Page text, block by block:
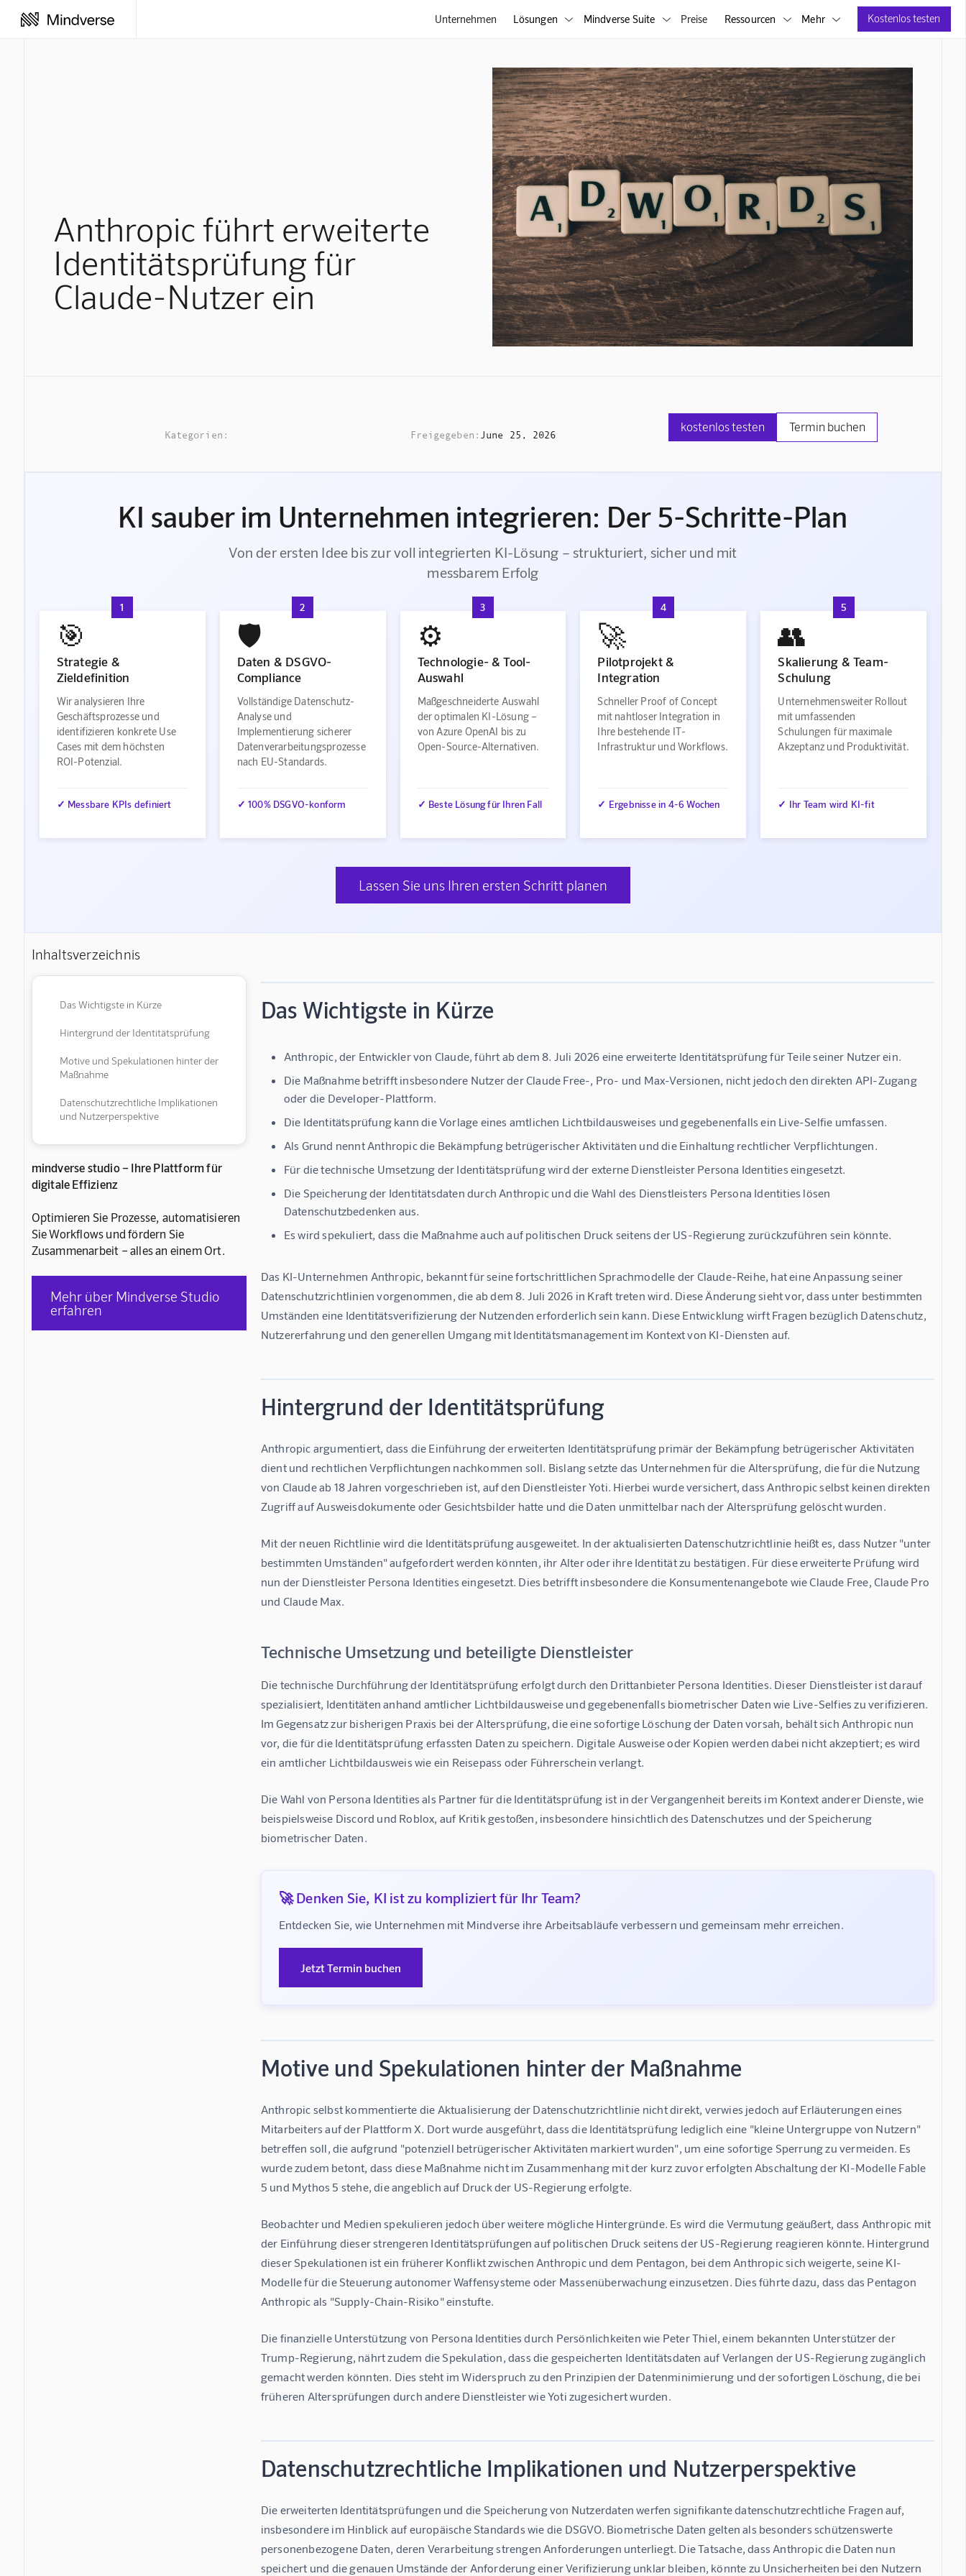
Unternehmen Lösungen  Mindverse Suite  Preise Ressourcen  Mehr  Kostenlos testen
Anthropic führt erweiterte
Identitätsprüfung für
Claude-Nutzer ein
Kategorien: Freigegeben: June 25, 2026
kostenlos testen Termin buchen
KI sauber im Unternehmen integrieren: Der 5-Schritte-Plan
Von der ersten Idee bis zur voll integrierten KI-Lösung – strukturiert, sicher und mit
messbarem Erfolg
1
🎯
Strategie &
Zieldefinition
Wir analysieren Ihre
Geschäftsprozesse und
identifizieren konkrete Use
Cases mit dem höchsten
ROI-Potenzial.
✓ Messbare KPIs definiert
2
🛡️
Daten & DSGVO-
Compliance
Vollständige Datenschutz-
Analyse und
Implementierung sicherer
Datenverarbeitungsprozesse
nach EU-Standards.
✓ 100% DSGVO-konform
3
⚙️
Technologie- & Tool-
Auswahl
Maßgeschneiderte Auswahl
der optimalen KI-Lösung –
von Azure OpenAI bis zu
Open-Source-Alternativen.
✓ Beste Lösung für Ihren Fall
4
🚀
Pilotprojekt &
Integration
Schneller Proof of Concept
mit nahtloser Integration in
Ihre bestehende IT-
Infrastruktur und Workflows.
✓ Ergebnisse in 4-6 Wochen
5
👥
Skalierung & Team-
Schulung
Unternehmensweiter Rollout
mit umfassenden
Schulungen für maximale
Akzeptanz und Produktivität.
✓ Ihr Team wird KI-fit
Lassen Sie uns Ihren ersten Schritt planen
Inhaltsverzeichnis
Das Wichtigste in Kürze
Hintergrund der Identitätsprüfung
Motive und Spekulationen hinter der
Maßnahme
Datenschutzrechtliche Implikationen
und Nutzerperspektive
mindverse studio – Ihre Plattform für
digitale Effizienz
Optimieren Sie Prozesse, automatisieren
Sie Workflows und fördern Sie
Zusammenarbeit – alles an einem Ort.
Mehr über Mindverse Studio
erfahren
Das Wichtigste in Kürze
Anthropic, der Entwickler von Claude, führt ab dem 8. Juli 2026 eine erweiterte Identitätsprüfung für Teile seiner Nutzer ein.
Die Maßnahme betrifft insbesondere Nutzer der Claude Free-, Pro- und Max-Versionen, nicht jedoch den direkten API-Zugang
oder die Developer-Plattform.
Die Identitätsprüfung kann die Vorlage eines amtlichen Lichtbildausweises und gegebenenfalls ein Live-Selfie umfassen.
Als Grund nennt Anthropic die Bekämpfung betrügerischer Aktivitäten und die Einhaltung rechtlicher Verpflichtungen.
Für die technische Umsetzung der Identitätsprüfung wird der externe Dienstleister Persona Identities eingesetzt.
Die Speicherung der Identitätsdaten durch Anthropic und die Wahl des Dienstleisters Persona Identities lösen
Datenschutzbedenken aus.
Es wird spekuliert, dass die Maßnahme auch auf politischen Druck seitens der US-Regierung zurückzuführen sein könnte.
Das KI-Unternehmen Anthropic, bekannt für seine fortschrittlichen Sprachmodelle der Claude-Reihe, hat eine Anpassung seiner
Datenschutzrichtlinien vorgenommen, die ab dem 8. Juli 2026 in Kraft treten wird. Diese Änderung sieht vor, dass unter bestimmten
Umständen eine Identitätsverifizierung der Nutzenden erforderlich sein kann. Diese Entwicklung wirft Fragen bezüglich Datenschutz,
Nutzererfahrung und den generellen Umgang mit Identitätsmanagement im Kontext von KI-Diensten auf.
Hintergrund der Identitätsprüfung
Anthropic argumentiert, dass die Einführung der erweiterten Identitätsprüfung primär der Bekämpfung betrügerischer Aktivitäten
dient und rechtlichen Verpflichtungen nachkommen soll. Bislang setzte das Unternehmen für die Altersprüfung, die für die Nutzung
von Claude ab 18 Jahren vorgeschrieben ist, auf den Dienstleister Yoti. Hierbei wurde versichert, dass Anthropic selbst keinen direkten
Zugriff auf Ausweisdokumente oder Gesichtsbilder hatte und die Daten unmittelbar nach der Altersprüfung gelöscht wurden.
Mit der neuen Richtlinie wird die Identitätsprüfung ausgeweitet. In der aktualisierten Datenschutzrichtlinie heißt es, dass Nutzer "unter
bestimmten Umständen" aufgefordert werden könnten, ihr Alter oder ihre Identität zu bestätigen. Für diese erweiterte Prüfung wird
nun der Dienstleister Persona Identities eingesetzt. Dies betrifft insbesondere die Konsumentenangebote wie Claude Free, Claude Pro
und Claude Max.
Technische Umsetzung und beteiligte Dienstleister
Die technische Durchführung der Identitätsprüfung erfolgt durch den Drittanbieter Persona Identities. Dieser Dienstleister ist darauf
spezialisiert, Identitäten anhand amtlicher Lichtbildausweise und gegebenenfalls biometrischer Daten wie Live-Selfies zu verifizieren.
Im Gegensatz zur bisherigen Praxis bei der Altersprüfung, die eine sofortige Löschung der Daten vorsah, behält sich Anthropic nun
vor, die für die Identitätsprüfung erfassten Daten zu speichern. Digitale Ausweise oder Kopien werden dabei nicht akzeptiert; es wird
ein amtlicher Lichtbildausweis wie ein Reisepass oder Führerschein verlangt.
Die Wahl von Persona Identities als Partner für die Identitätsprüfung ist in der Vergangenheit bereits im Kontext anderer Dienste, wie
beispielsweise Discord und Roblox, auf Kritik gestoßen, insbesondere hinsichtlich des Datenschutzes und der Speicherung
biometrischer Daten.
🚀 Denken Sie, KI ist zu kompliziert für Ihr Team?
Entdecken Sie, wie Unternehmen mit Mindverse ihre Arbeitsabläufe verbessern und gemeinsam mehr erreichen.
Jetzt Termin buchen
Motive und Spekulationen hinter der Maßnahme
Anthropic selbst kommentierte die Aktualisierung der Datenschutzrichtlinie nicht direkt, verwies jedoch auf Erläuterungen eines
Mitarbeiters auf der Plattform X. Dort wurde ausgeführt, dass die Identitätsprüfung lediglich eine "kleine Untergruppe von Nutzern"
betreffen soll, die aufgrund "potenziell betrügerischer Aktivitäten markiert wurden", um eine sofortige Sperrung zu vermeiden. Es
wurde zudem betont, dass diese Maßnahme nicht im Zusammenhang mit der kurz zuvor erfolgten Abschaltung der KI-Modelle Fable
5 und Mythos 5 stehe, die angeblich auf Druck der US-Regierung erfolgte.
Beobachter und Medien spekulieren jedoch über weitere mögliche Hintergründe. Es wird die Vermutung geäußert, dass Anthropic mit
der Einführung dieser strengeren Identitätsprüfungen auf politischen Druck seitens der US-Regierung reagieren könnte. Hintergrund
dieser Spekulationen ist ein früherer Konflikt zwischen Anthropic und dem Pentagon, bei dem Anthropic sich weigerte, seine KI-
Modelle für die Steuerung autonomer Waffensysteme oder Massenüberwachung einzusetzen. Dies führte dazu, dass das Pentagon
Anthropic als "Supply-Chain-Risiko" einstufte.
Die finanzielle Unterstützung von Persona Identities durch Persönlichkeiten wie Peter Thiel, einem bekannten Unterstützer der
Trump-Regierung, nährt zudem die Spekulation, dass die gespeicherten Identitätsdaten auf Verlangen der US-Regierung zugänglich
gemacht werden könnten. Dies steht im Widerspruch zu den Prinzipien der Datenminimierung und der sofortigen Löschung, die bei
früheren Altersprüfungen durch andere Dienstleister wie Yoti zugesichert wurden.
Datenschutzrechtliche Implikationen und Nutzerperspektive
Die erweiterten Identitätsprüfungen und die Speicherung von Nutzerdaten werfen signifikante datenschutzrechtliche Fragen auf,
insbesondere im Hinblick auf europäische Standards wie die DSGVO. Biometrische Daten gelten als besonders schützenswerte
personenbezogene Daten, deren Verarbeitung strengen Anforderungen unterliegt. Die Tatsache, dass Anthropic die Daten nun
speichert und die genauen Umstände der Anforderung einer Verifizierung unklar bleiben, könnte zu Unsicherheiten bei den Nutzern